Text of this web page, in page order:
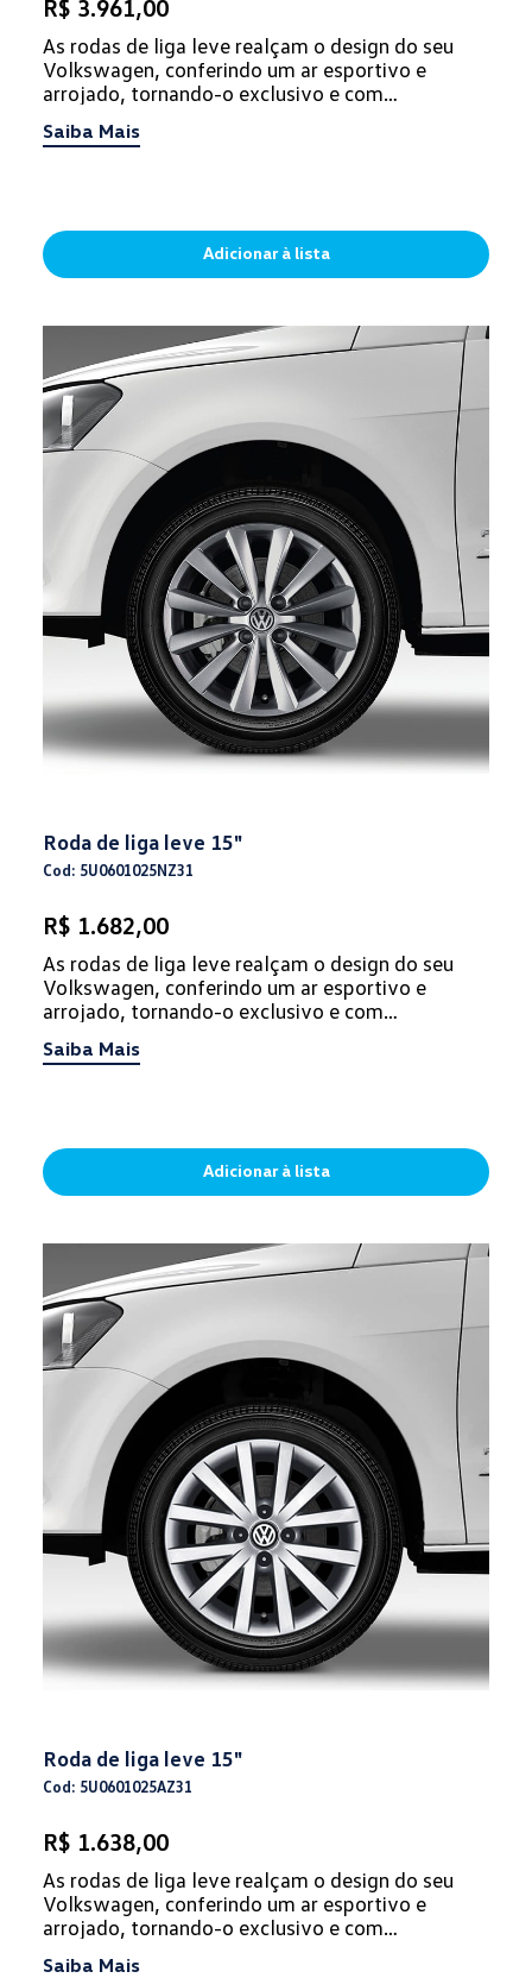
R$ 3.961,00
As rodas de liga leve realçam o design do seu
Volkswagen, conferindo um ar esportivo e
arrojado, tornando-o exclusivo e com
Saiba Mais
Adicionar à lista
Roda de liga leve 15"
Cod: 5U0601025NZ31
R$ 1.682,00
As rodas de liga leve realçam o design do seu
Volkswagen, conferindo um ar esportivo e
arrojado, tornando-o exclusivo e com
Saiba Mais
Adicionar à lista
Roda de liga leve 15"
Cod: 5U0601025AZ31
R$ 1.638,00
As rodas de liga leve realçam o design do seu
Volkswagen, conferindo um ar esportivo e
arrojado, tornando-o exclusivo e com
Saiba Mais